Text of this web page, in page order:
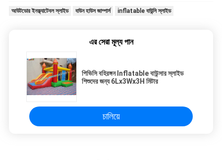
আউটডোর ইনফ্ল্যাটেবল স্লাইড বাউন হাউস জাম্পার্স inflatable বাউন্সি স্লাইড
এর সেরা মূল্য পান
পিভিসি বহিরঙ্গন Inflatable বাউন্সার স্লাইড
শিশুদের জন্য 6Lx3Wx3H মিটার
চালিয়ে